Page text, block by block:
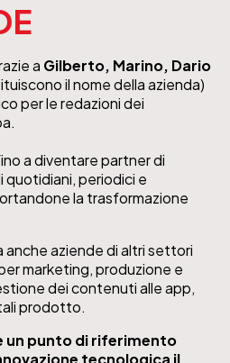
a Gilberto, Marino, Dario
il nome della azienda)
per le redazioni dei
a diventare partner di
periodici e
la trasformazione
anche aziende di altri settori
marketing, produzione e
dei contenuti alle app,
prodotto.
un punto di riferimento